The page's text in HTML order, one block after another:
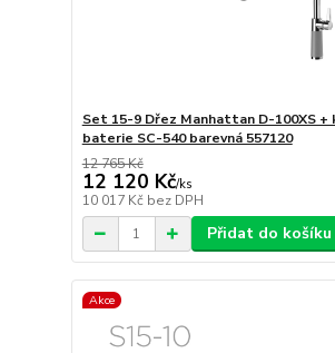
Set 15-9 Dřez Manhattan D-100XS +
baterie SC-540 barevná 557120
12 765 Kč
12 120 Kč/ks
10 017 Kč bez DPH
Přidat do košíku
Akce